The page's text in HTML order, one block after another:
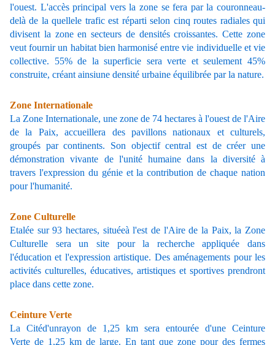
l'ouest. L'accès principal vers la zone se fera par la couronneau-
delà de la quellele trafic est réparti selon cinq routes radiales qui
divisent la zone en secteurs de densités croissantes. Cette zone
veut fournir un habitat bien harmonisé entre vie individuelle et vie
collective. 55% de la superficie sera verte et seulement 45%
construite, créant ainsiune densité urbaine équilibrée par la nature.
Zone Internationale
La Zone Internationale, une zone de 74 hectares à l'ouest de l'Aire
de la Paix, accueillera des pavillons nationaux et culturels,
groupés par continents. Son objectif central est de créer une
démonstration vivante de l'unité humaine dans la diversité à
travers l'expression du génie et la contribution de chaque nation
pour l'humanité.
Zone Culturelle
Etalée sur 93 hectares, situéeà l'est de l'Aire de la Paix, la Zone
Culturelle sera un site pour la recherche appliquée dans
l'éducation et l'expression artistique. Des aménagements pour les
activités culturelles, éducatives, artistiques et sportives prendront
place dans cette zone.
Ceinture Verte
La Citéd'unrayon de 1,25 km sera entourée d'une Ceinture
Verte de 1,25 km de large. En tant que zone pour des fermes